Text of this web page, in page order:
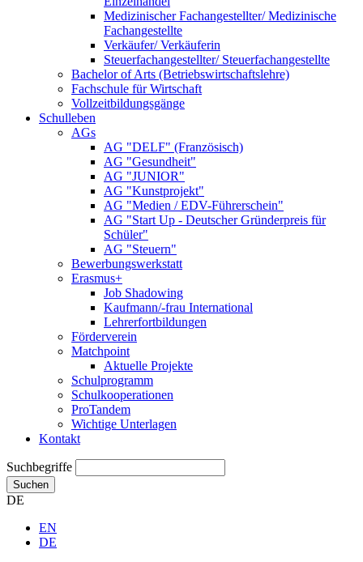
Medizinischer Fachangestellter/ Medizinische
Fachangestellte
Verkäufer/ Verkäuferin
Steuerfachangestellter/ Steuerfachangestellte
Bachelor of Arts (Betriebswirtschaftslehre)
Fachschule für Wirtschaft
Vollzeitbildungsgänge
Schulleben
AGs
AG "DELF" (Französisch)
AG "Gesundheit"
AG "JUNIOR"
AG "Kunstprojekt"
AG "Medien / EDV-Führerschein"
AG "Start Up - Deutscher Gründerpreis für
Schüler"
AG "Steuern"
Bewerbungswerkstatt
Erasmus+
Job Shadowing
Kaufmann/-frau International
Lehrerfortbildungen
Förderverein
Matchpoint
Aktuelle Projekte
Schulprogramm
Schulkooperationen
ProTandem
Wichtige Unterlagen
Kontakt
Suchbegriffe
Suchen
DE
EN
DE